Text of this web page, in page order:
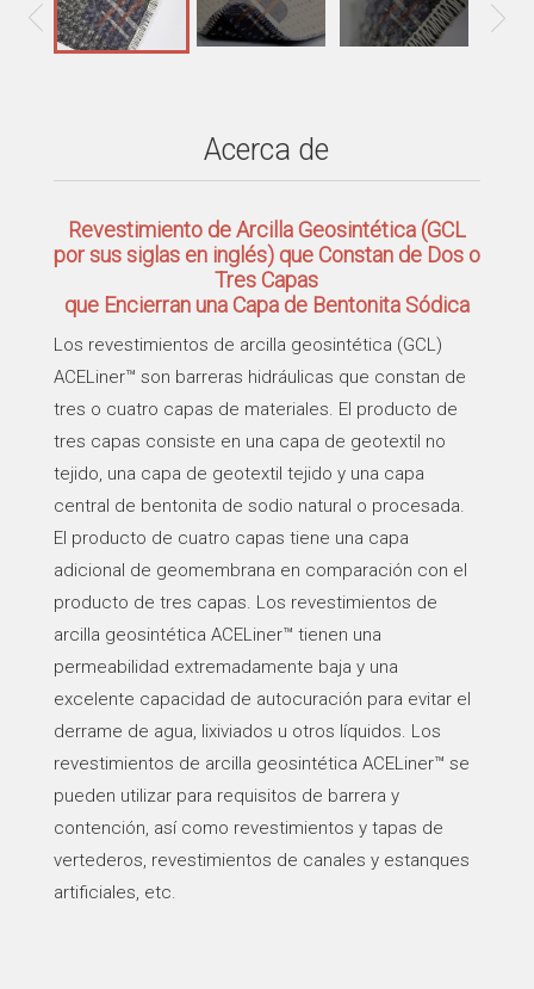
Acerca de
Revestimiento de Arcilla Geosintética (GCL
por sus siglas en inglés) que Constan de Dos o
Tres Capas
que Encierran una Capa de Bentonita Sódica
Los revestimientos de arcilla geosintética (GCL)
ACELiner™ son barreras hidráulicas que constan de
tres o cuatro capas de materiales. El producto de
tres capas consiste en una capa de geotextil no
tejido, una capa de geotextil tejido y una capa
central de bentonita de sodio natural o procesada.
El producto de cuatro capas tiene una capa
adicional de geomembrana en comparación con el
producto de tres capas. Los revestimientos de
arcilla geosintética ACELiner™ tienen una
permeabilidad extremadamente baja y una
excelente capacidad de autocuración para evitar el
derrame de agua, lixiviados u otros líquidos. Los
revestimientos de arcilla geosintética ACELiner™ se
pueden utilizar para requisitos de barrera y
contención, así como revestimientos y tapas de
vertederos, revestimientos de canales y estanques
artificiales, etc.